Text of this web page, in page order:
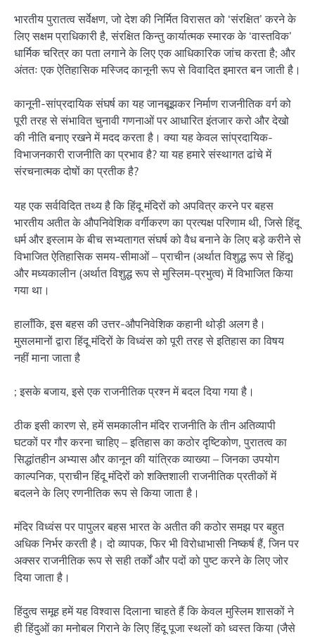
भारतीय पुरातत्व सर्वेक्षण, जो देश की निर्मित विरासत को ‘संरक्षित’ करने के
लिए सक्षम प्राधिकारी है, संरक्षित किन्तु कार्यात्मक स्मारक के ‘वास्तविक’
धार्मिक चरित्र का पता लगाने के लिए एक आधिकारिक जांच करता है; और
अंततः एक ऐतिहासिक मस्जिद कानूनी रूप से विवादित इमारत बन जाती है।
कानूनी-सांप्रदायिक संघर्ष का यह जानबूझकर निर्माण राजनीतिक वर्ग को
पूरी तरह से संभावित चुनावी गणनाओं पर आधारित इंतजार करो और देखो
की नीति बनाए रखने में मदद करता है। क्या यह केवल सांप्रदायिक-
विभाजनकारी राजनीति का प्रभाव है? या यह हमारे संस्थागत ढांचे में
संरचनात्मक दोषों का प्रतीक है?
यह एक सर्वविदित तथ्य है कि हिंदू मंदिरों को अपवित्र करने पर बहस
भारतीय अतीत के औपनिवेशिक वर्गीकरण का प्रत्यक्ष परिणाम थी, जिसे हिंदू
धर्म और इस्लाम के बीच सभ्यतागत संघर्ष को वैध बनाने के लिए बड़े करीने से
विभाजित ऐतिहासिक समय-सीमाओं – प्राचीन (अर्थात विशुद्ध रूप से हिंदू)
और मध्यकालीन (अर्थात विशुद्ध रूप से मुस्लिम-प्रभुत्व) में विभाजित किया
गया था।
हालाँकि, इस बहस की उत्तर-औपनिवेशिक कहानी थोड़ी अलग है।
मुसलमानों द्वारा हिंदू मंदिरों के विध्वंस को पूरी तरह से इतिहास का विषय
नहीं माना जाता है
; इसके बजाय, इसे एक राजनीतिक प्रश्न में बदल दिया गया है।
ठीक इसी कारण से, हमें समकालीन मंदिर राजनीति के तीन अतिव्यापी
घटकों पर गौर करना चाहिए – इतिहास का कठोर दृष्टिकोण, पुरातत्व का
सिद्धांतहीन अभ्यास और कानून की यांत्रिक व्याख्या – जिनका उपयोग
काल्पनिक, प्राचीन हिंदू मंदिरों को शक्तिशाली राजनीतिक प्रतीकों में
बदलने के लिए रणनीतिक रूप से किया जाता है।
मंदिर विध्वंस पर पापुलर बहस भारत के अतीत की कठोर समझ पर बहुत
अधिक निर्भर करती है। दो व्यापक, फिर भी विरोधाभासी निष्कर्ष हैं, जिन पर
अक्सर राजनीतिक रूप से सही तर्कों और पदों को पुष्ट करने के लिए जोर
दिया जाता है।
हिंदुत्व समूह हमें यह विश्वास दिलाना चाहते हैं कि केवल मुस्लिम शासकों ने
ही हिंदुओं का मनोबल गिराने के लिए हिंदू पूजा स्थलों को ध्वस्त किया (जैसे